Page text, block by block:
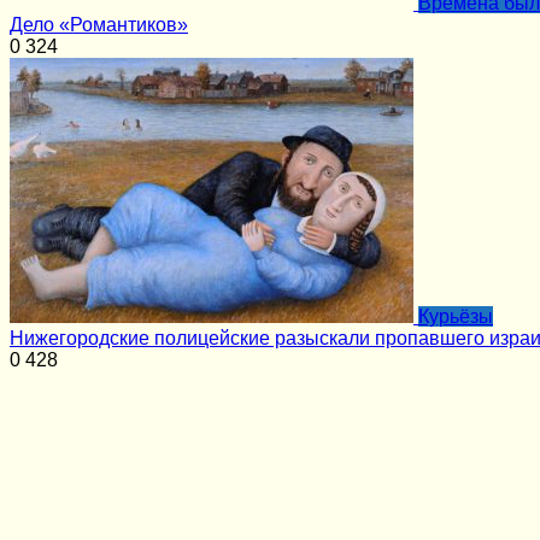
Дело «Романтиков»
0 324
Курьёзы
Нижегородские полицейские разыскали пропавшего
0 428